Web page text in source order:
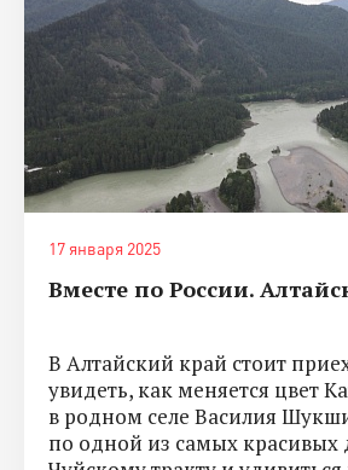
17 января 2025
Вместе по России.
В Алтайский край стоит
увидеть, как меняется цвет
в родном селе Василия
по одной из самых красивых